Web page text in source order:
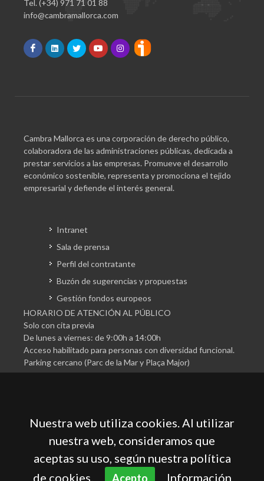
Tel. (+34) 971 71 01 88
info@cambramallorca.com
Cambra Mallorca es una corporación de derecho público,
colaboradora de las administraciones públicas, dedicada a
prestar servicios a las empresas. Promueve el desarrollo
económico sostenible, representa y promociona el tejido
empresarial y defiende el interés general.
Intranet
Sala de prensa
Perfil del contratante
Buzón de sugerencias y propuestas
Gestión fondos europeos
HORARIO DE ATENCIÓN AL PÚBLICO
Solo con cita previa
De lunes a viernes: de 9:00h a 14:00h
Acceso habilitado para personas con diversidad funcional.
Parking cercano (Parc de la Mar y Plaça Major)
Cámara Oficial de Comercio, Industria, Servicios y
Navegación de Mallorca
Nuestra web utiliza cookies. Al utilizar
nuestra web, consideramos que
aceptas su uso, según nuestra política
de cookies.
Acepto Información